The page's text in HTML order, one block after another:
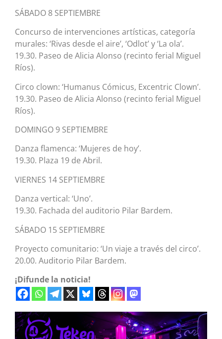
SÁBADO 8 SEPTIEMBRE
Concurso de intervenciones artísticas, categoría
murales: ‘Rivas desde el aire’, ‘Odlot’ y ‘La ola’.
19.30. Paseo de Alicia Alonso (recinto ferial Miguel
Ríos).
Circo clown: ‘Humanus Cómicus, Excentric Clown’.
19.30. Paseo de Alicia Alonso (recinto ferial Miguel
Ríos).
DOMINGO 9 SEPTIEMBRE
Danza flamenca: ‘Mujeres de hoy’.
19.30. Plaza 19 de Abril.
VIERNES 14 SEPTIEMBRE
Danza vertical: ‘Uno’.
19.30. Fachada del auditorio Pilar Bardem.
SÁBADO 15 SEPTIEMBRE
Proyecto comunitario: ‘Un viaje a través del circo’.
20.00. Auditorio Pilar Bardem.
¡Difunde la noticia!